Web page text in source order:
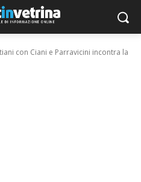
con Ciani e Parravicini incontra la